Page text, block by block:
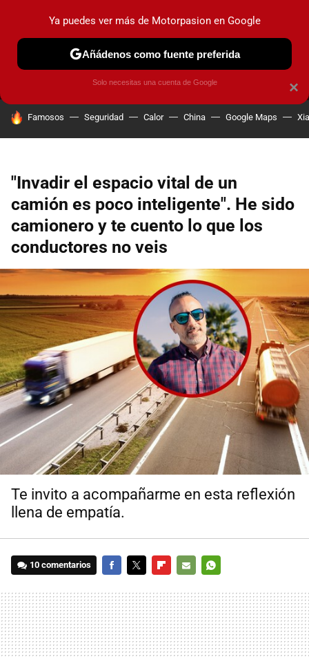
MENÚ NUEVO
COCHES ELÉCTRICOS OBSERVATORIO
HOY SE HABLA DE
Famosos Seguridad Calor China Google Maps
"Invadir el espacio vital de un
camión es poco inteligente". He sido
camionero y te cuento lo que los
conductores no veis
Te invito a acompañarme en esta reflexión
llena de empatía.
10 comentarios
MAIL
×
Ya puedes ver más de Motorpasion en Google
Añádenos como fuente preferida
Solo necesitas una cuenta de Google